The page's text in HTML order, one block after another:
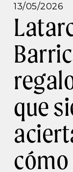
13/05/2026
que